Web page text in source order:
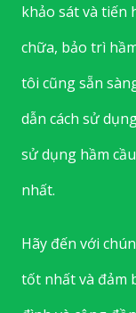
khảo sát và tiến
chữa, bảo trì
tôi cũng sẵn
dẫn cách sử
sử dụng hầm
nhất.
Hãy đến với
tốt nhất và đảm